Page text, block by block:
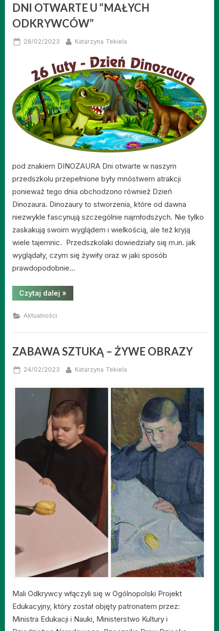
DNI OTWARTE U “MAŁYCH
ODKRYWCÓW”
Posted
28/02/2023 By
Katarzyna Tekiela
pod znakiem DINOZAURA Dni otwarte w naszym
przedszkolu przepełnione były mnóstwem atrakcji
ponieważ tego dnia obchodzono również Dzień
Dinozaura. Dinozaury to stworzenia, które od dawna
niezwykle fascynują szczególnie najmłodszych. Nie tylko
zaskakują swoim wyglądem i wielkością, ale też kryją
wiele tajemnic. Przedszkolaki dowiedziały się m.in. jak
wyglądały, czym się żywiły oraz w jaki sposób
prawdopodobnie…
Czytaj dalej “DNI
OTWARTE
»
Aktualności
ZABAWA SZTUKĄ – ŻYWE OBRAZY
Posted
24/02/2023 By
Katarzyna Tekiela
Mali Odkrywcy włączyli się w Ogólnopolski Projekt
Edukacyjny, który został objęty patronatem przez:
Ministra Edukacji i Nauki, Ministerstwo Kultury i